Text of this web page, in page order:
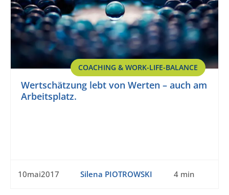
COACHING & WORK-LIFE-BALANCE
Wertschätzung lebt von Werten – auch am
Arbeitsplatz.
10mai2017 Silena PIOTROWSKI 4 min